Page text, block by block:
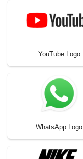
YouTube Logo
WhatsApp Logo